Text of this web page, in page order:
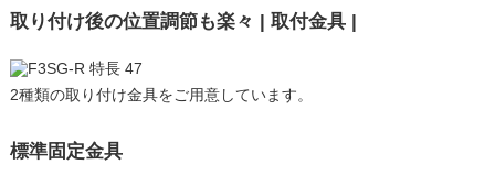
取り付け後の位置調節も楽々 | 取付金具 |
2種類の取り付け金具をご用意しています。
標準固定金具